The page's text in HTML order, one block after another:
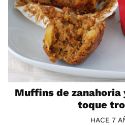
Muffins de zanahoria
toque
HACE 7